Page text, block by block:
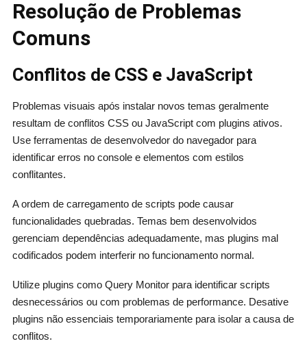
Resolução de Problemas
Comuns
Conflitos de CSS e JavaScript
Problemas visuais após instalar novos temas geralmente
resultam de conflitos CSS ou JavaScript com plugins ativos.
Use ferramentas de desenvolvedor do navegador para
identificar erros no console e elementos com estilos
conflitantes.
A ordem de carregamento de scripts pode causar
funcionalidades quebradas. Temas bem desenvolvidos
gerenciam dependências adequadamente, mas plugins mal
codificados podem interferir no funcionamento normal.
Utilize plugins como Query Monitor para identificar scripts
desnecessários ou com problemas de performance. Desative
plugins não essenciais temporariamente para isolar a causa de
conflitos.